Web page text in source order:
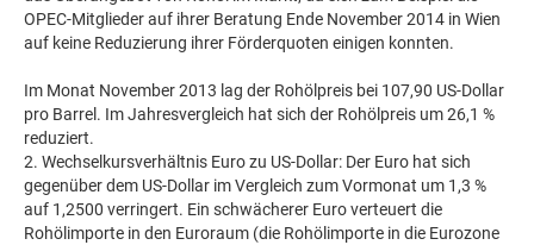
OPEC-Mitglieder auf ihrer Beratung Ende November 2014 in Wien
auf keine Reduzierung ihrer Förderquoten einigen konnten.
Im Monat November 2013 lag der Rohölpreis bei 107,90 US-Dollar
pro Barrel. Im Jahresvergleich hat sich der Rohölpreis um 26,1 %
reduziert.
2. Wechselkursverhältnis Euro zu US-Dollar: Der Euro hat sich
gegenüber dem US-Dollar im Vergleich zum Vormonat um 1,3 %
auf 1,2500 verringert. Ein schwächerer Euro verteuert die
Rohölimporte in den Euroraum (die Rohölimporte in die Eurozone